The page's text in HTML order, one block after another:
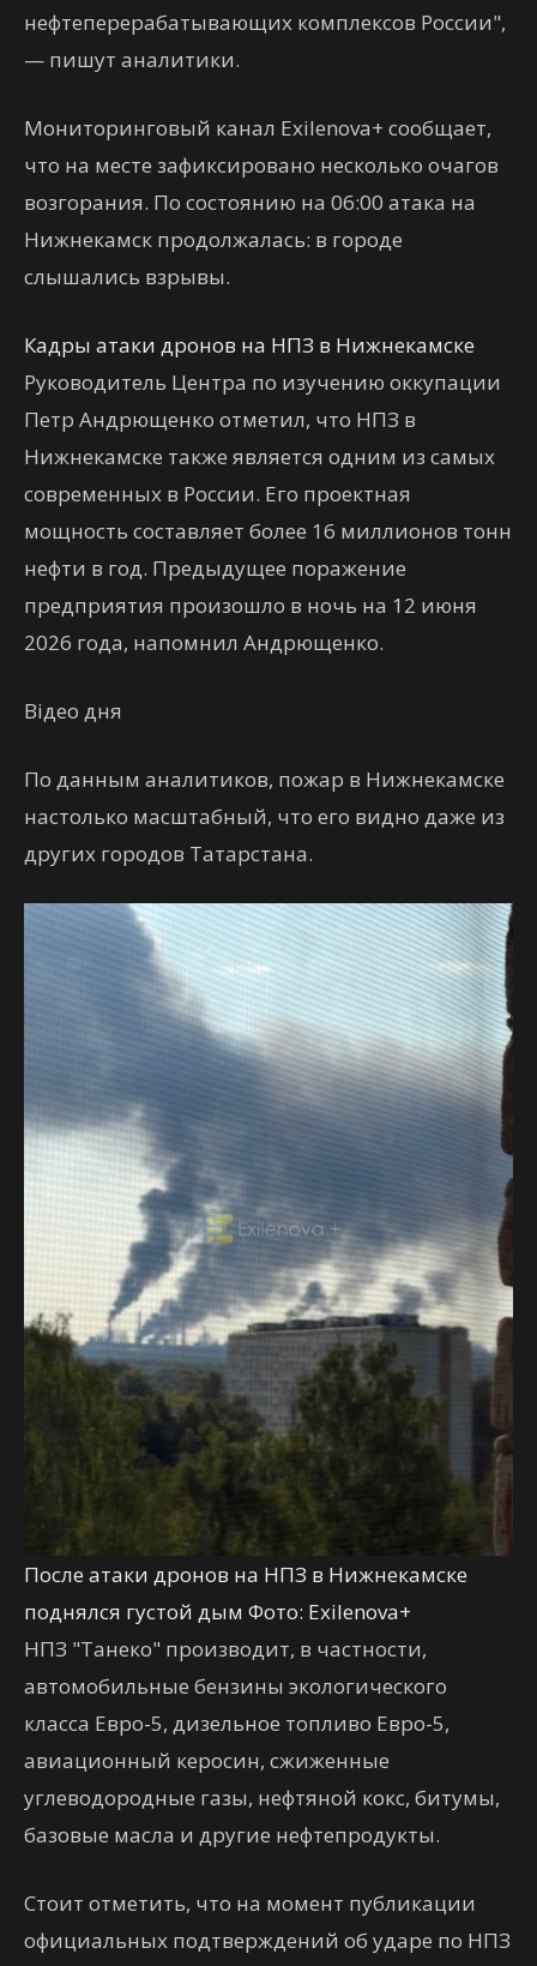
нефтеперерабатывающих комплексов России",
— пишут аналитики.
Мониторинговый канал Exilenova+ сообщает,
что на месте зафиксировано несколько очагов
возгорания. По состоянию на 06:00 атака на
Нижнекамск продолжалась: в городе
слышались взрывы.
Кадры атаки дронов на НПЗ в Нижнекамске
Руководитель Центра по изучению оккупации
Петр Андрющенко отметил, что НПЗ в
Нижнекамске также является одним из самых
современных в России. Его проектная
мощность составляет более 16 миллионов тонн
нефти в год. Предыдущее поражение
предприятия произошло в ночь на 12 июня
2026 года, напомнил Андрющенко.
Відео дня
По данным аналитиков, пожар в Нижнекамске
настолько масштабный, что его видно даже из
других городов Татарстана.
После атаки дронов на НПЗ в Нижнекамске
поднялся густой дым Фото: Exilenova+
НПЗ "Танеко" производит, в частности,
автомобильные бензины экологического
класса Евро-5, дизельное топливо Евро-5,
авиационный керосин, сжиженные
углеводородные газы, нефтяной кокс, битумы,
базовые масла и другие нефтепродукты.
Стоит отметить, что на момент публикации
официальных подтверждений об ударе по НПЗ